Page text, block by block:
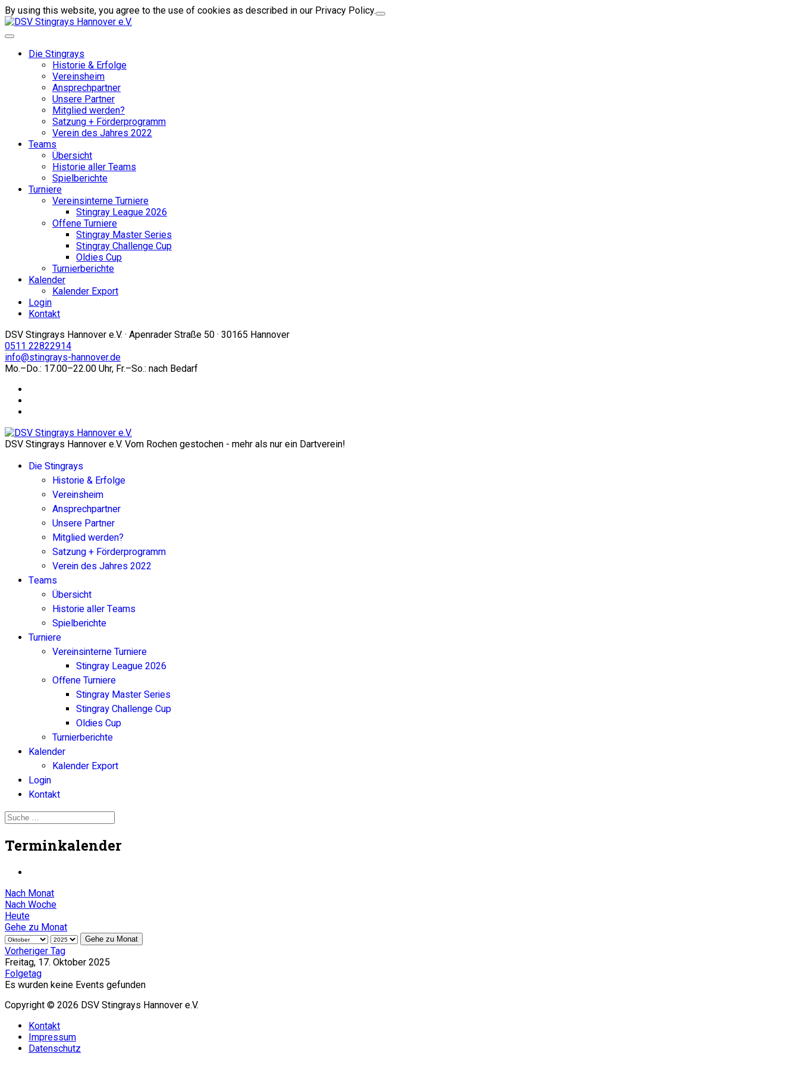
By using this website, you agree to the use of cookies as described in our Privacy Policy.
Die Stingrays
Historie & Erfolge
Vereinsheim
Ansprechpartner
Unsere Partner
Mitglied werden?
Satzung + Förderprogramm
Verein des Jahres 2022
Teams
Übersicht
Historie aller Teams
Spielberichte
Turniere
Vereinsinterne Turniere
Stingray League 2026
Offene Turniere
Stingray Master Series
Stingray Challenge Cup
Oldies Cup
Turnierberichte
Kalender
Kalender Export
Login
Kontakt
DSV Stingrays Hannover e.V. · Apenrader Straße 50 · 30165 Hannover
0511 22822914
info@stingrays-hannover.de
Mo.–Do.: 17.00–22.00 Uhr, Fr.–So.: nach Bedarf
DSV Stingrays Hannover e.V. Vom Rochen gestochen - mehr als nur ein Dartverein!
Die Stingrays
Historie & Erfolge
Vereinsheim
Ansprechpartner
Unsere Partner
Mitglied werden?
Satzung + Förderprogramm
Verein des Jahres 2022
Teams
Übersicht
Historie aller Teams
Spielberichte
Turniere
Vereinsinterne Turniere
Stingray League 2026
Offene Turniere
Stingray Master Series
Stingray Challenge Cup
Oldies Cup
Turnierberichte
Kalender
Kalender Export
Login
Kontakt
Terminkalender
Nach Monat
Nach Woche
Heute
Gehe zu Monat
Gehe zu Monat
Vorheriger Tag
Freitag, 17. Oktober 2025
Folgetag
Es wurden keine Events gefunden
Copyright © 2026 DSV Stingrays Hannover e.V.
Kontakt
Impressum
Datenschutz